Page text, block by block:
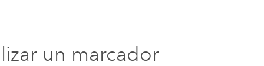
un marcador